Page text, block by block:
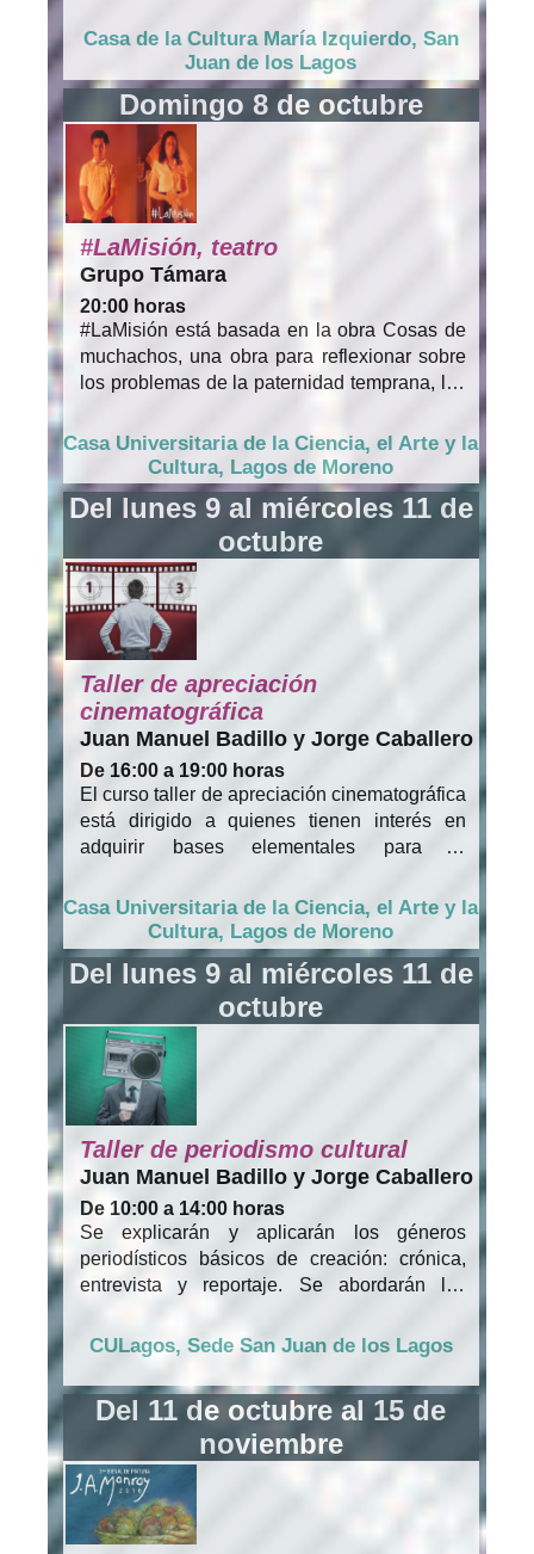
realizó un viernes 13 de abril de 1963, en la
Plaza de San Roque, en la capital de
Guanajuato. Han realizado giras por casi
todo el sur de Estados Unidos, Canadá,
Centro y Sudamérica, además de ganar un
Disco de Oro por venta de discos, el Heraldo
de Plata, etc. Actualmente la Estudiantina de
la Universidad de Guanajuato, continúa
deleitando al público con su entrega y
compromiso, y sin olvidar el origen e
inspiración de la misma.
Casa de la Cultura María Izquierdo, San
Juan de los Lagos
Domingo 8 de octubre
#LaMisión, teatro
Grupo Támara
20:00 horas
#LaMisión está basada en la obra Cosas de
muchachos, una obra para reflexionar sobre
los problemas de la paternidad temprana, las
de comunicación entre jóvenes y adultos.
Casa Universitaria de la Ciencia, el Arte y la
Cultura, Lagos de Moreno
Del lunes 9 al miércoles 11 de
octubre
Taller de apreciación
cinematográfica
Juan Manuel Badillo y Jorge Caballero
De 16:00 a 19:00 horas
El curso taller de apreciación cinematográfica
está dirigido a quienes tienen interés en
adquirir bases elementales para la
Casa Universitaria de la Ciencia, el Arte y la
Cultura, Lagos de Moreno
Del lunes 9 al miércoles 11 de
octubre
Taller de periodismo cultural
Juan Manuel Badillo y Jorge Caballero
De 10:00 a 14:00 horas
Se explicarán y aplicarán los géneros
periodísticos básicos de creación: crónica,
entrevista y reportaje. Se abordarán los
espectáculos, en dos modalidades (escrito y
online). Se trabajará para que el alumno
extienda su visión sobre la importancia del
periodismo cultural en nuestras vidas y sobre
las maneras que se deben plantear un nuevo
modo de ejercer el periodismo, gracias a las
oportunidades que ofrecen internet y los
nuevos medios.
CULagos, Sede San Juan de los Lagos
Del 11 de octubre al 15 de
noviembre